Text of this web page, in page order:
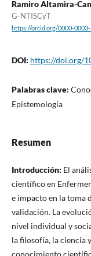
Ramiro Altamira-
G-NTISCyT
https://orcid.org/0000-0003-
DOI: https://doi.org/
Palabras clave:
Epistemología
Resumen
Introducción: El
científico en
e impacto en la toma
validación. La
nivel individual y
la filosofía, la ciencia